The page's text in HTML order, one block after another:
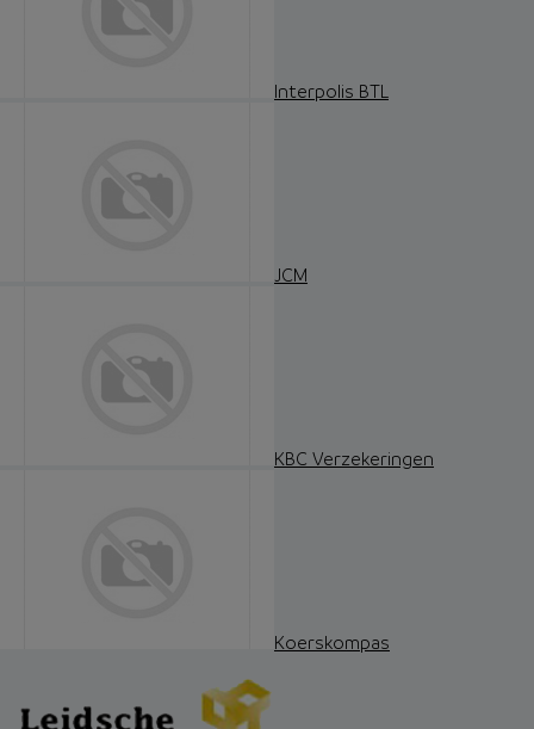
Interpolis BTL
JCM
KBC Verzekeringen
Koerskompas